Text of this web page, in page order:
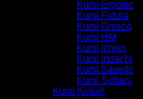
Kursi Ergotec
Kursi Futura
Kursi Gresco
Kursi HM
Kursi Ichiko
Kursi Indachi
Kursi Savello
Kursi Subaru
Kursi Kuliah